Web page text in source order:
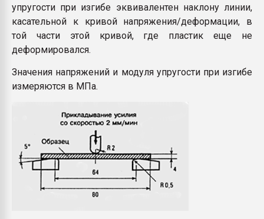
упругости при изгибе эквивалентен наклону линии,
касательной к кривой напряжения/деформации, в
той части этой кривой, где пластик еще не
деформировался.
Значения напряжений и модуля упругости при изгибе
измеряются в МПа.